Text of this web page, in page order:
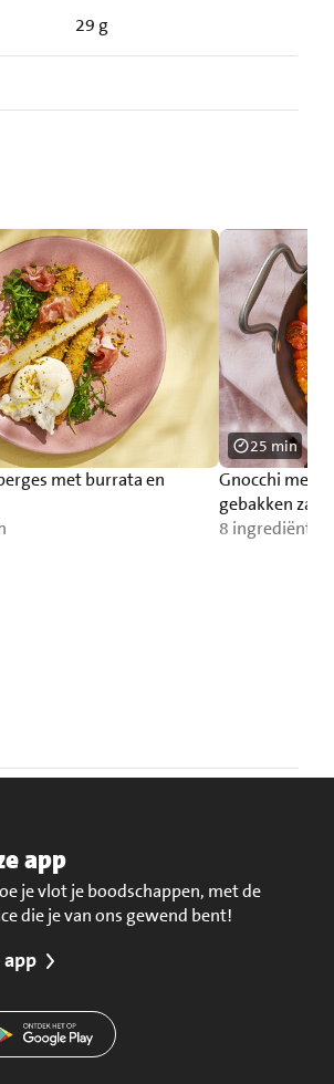
29 g
met burrata en
Gnocchi met
gebakken zalm
8 ingrediënten
25 min
app
je vlot je boodschappen, met de
die je van ons gewend bent!
app